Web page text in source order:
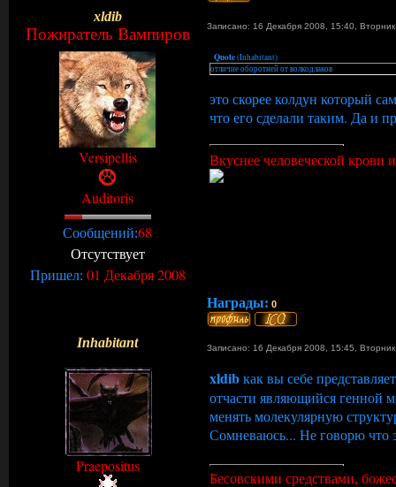
xldib
Пожиратель Вампиров Записано: 16 Декабря 2008, 15:40,
Versipellis
Auditoris
Сообщений:68
Отсутствует
Пришел: 01 Декабря 2008
Quote(Inhabitant)
отличие оборотней от волкодлаков
это скорее колдун который
что его сделали таким. Да и
Вкуснее человеческой крови
Награды: 0
Inhabitant Записано: 16 Декабря 2008, 15:45,
Praepositus
xldibкак вы себе
отчасти являющийся генной
менять молекулярную
Сомневаюсь... Не говорю что
Бесовскими средствами,